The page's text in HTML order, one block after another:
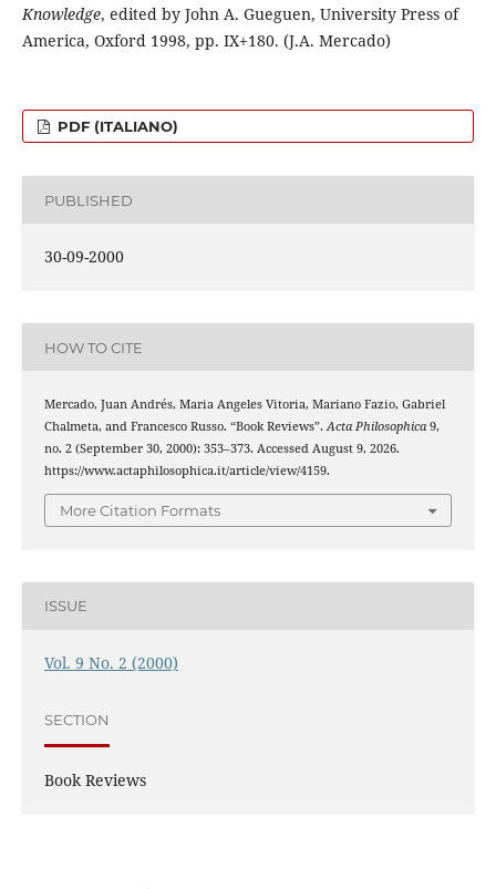
Knowledge, edited by John A. Gueguen, University Press of
America, Oxford 1998, pp. IX+180. (J.A. Mercado)
PDF (ITALIANO)
PUBLISHED
30-09-2000
HOW TO CITE
Mercado, Juan Andrés, Maria Angeles Vitoria, Mariano Fazio, Gabriel
Chalmeta, and Francesco Russo. “Book Reviews”.Acta Philosophica9,
no. 2 (September 30, 2000): 353–373. Accessed August 9, 2026.
https://www.actaphilosophica.it/article/view/4159.
More Citation Formats
ISSUE
Vol. 9 No. 2 (2000)
SECTION
Book Reviews